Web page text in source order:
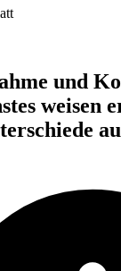
und
weisen